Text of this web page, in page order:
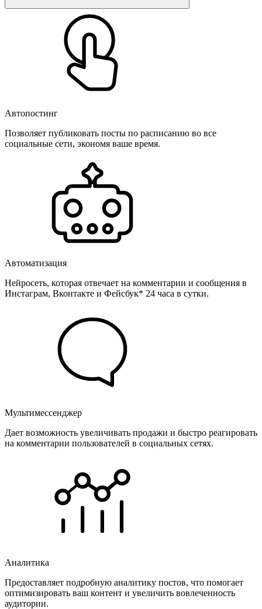
Автопостинг
Позволяет публиковать посты по расписанию во все
социальные сети, экономя ваше время.
Автоматизация
Нейросеть, которая отвечает на комментарии и сообщения в
Инстаграм, Вконтакте и Фейсбук* 24 часа в сутки.
Мультимессенджер
Дает возможность увеличивать продажи и быстро реагировать
на комментарии пользователей в социальных сетях.
Аналитика
Предоставляет подробную аналитику постов, что помогает
оптимизировать ваш контент и увеличить вовлеченность
аудитории.